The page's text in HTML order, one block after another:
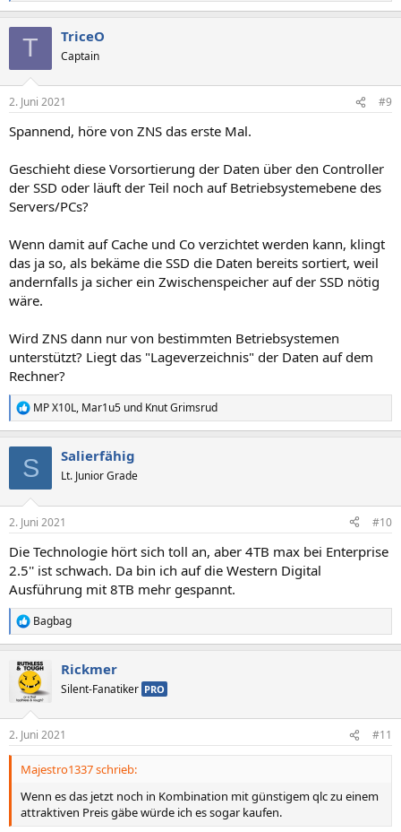
e
e
:
T TriceO
Captain
2. Juni 2021 #9
Spannend, höre von ZNS das erste Mal.
Geschieht diese Vorsortierung der Daten über den Controller
der SSD oder läuft der Teil noch auf Betriebsystemebene des
Servers/PCs?
Wenn damit auf Cache und Co verzichtet werden kann, klingt
das ja so, als bekäme die SSD die Daten bereits sortiert, weil
andernfalls ja sicher ein Zwischenspeicher auf der SSD nötig
wäre.
Wird ZNS dann nur von bestimmten Betriebsystemen
unterstützt? Liegt das "Lageverzeichnis" der Daten auf dem
Rechner?
R
e
e
:
MP X10L, Mar1u5 und Knut Grimsrud
S Salierfähig
Lt. Junior Grade
2. Juni 2021 #10
Die Technologie hört sich toll an, aber 4TB max bei Enterprise
2.5'' ist schwach. Da bin ich auf die Western Digital
Ausführung mit 8TB mehr gespannt.
R
e
k
t
i
e
n
Bagbag
Rickmer
Silent-Fanatiker PRO
2. Juni 2021 #11
Majestro1337 schrieb:
Wenn es das jetzt noch in Kombination mit günstigem qlc zu einem
attraktiven Preis gäbe würde ich es sogar kaufen.